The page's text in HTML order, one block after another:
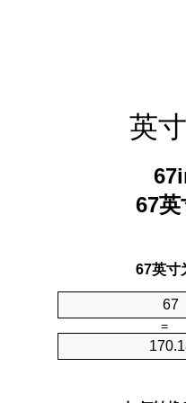
英
67
67英寸
=